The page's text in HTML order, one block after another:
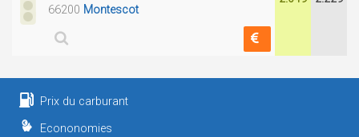
66200 Montescot
Prix du carburant
Econonomies